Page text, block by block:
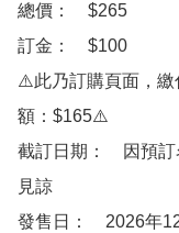
總價：　$265
訂金：　$100
⚠️此乃訂購頁面，繳
額：$165⚠️
截訂日期：　因預
見諒
發售日：　2026年